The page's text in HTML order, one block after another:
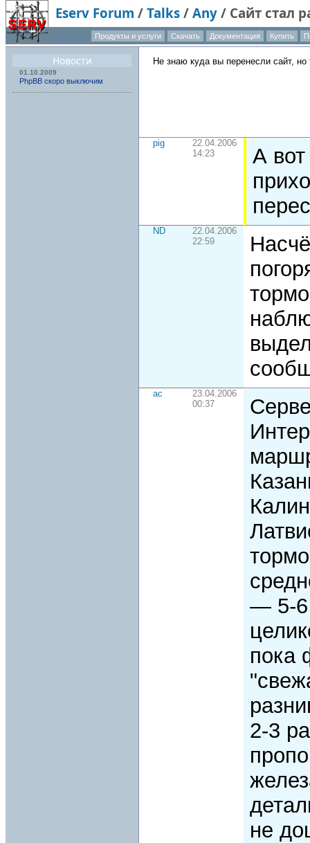
Eserv Forum / Talks / Any / Сайт стал
Продукты и услуги Скачать Документация Купить
Новости
01.10.2009
PhpBB скоро выключим
Не знаю куда вы перенесли сайт,
pig
22.04.2006
14:23
А
ND
22.04.2006
22:59
ac
23.04.2006
00:37
— 5-6
пока
2-3
не